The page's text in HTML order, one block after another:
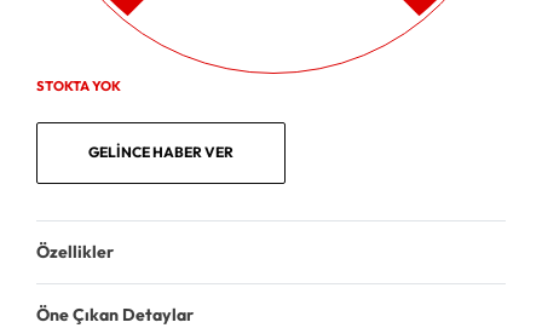
STOKTA YOK
GELINCE HABER VER
Özellikler
Öne Çıkan Detaylar